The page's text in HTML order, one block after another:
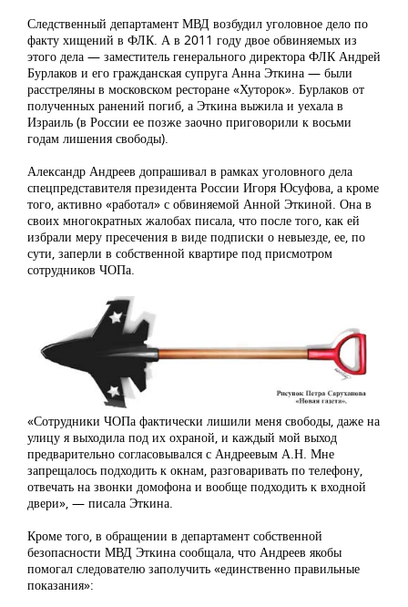
Следственный департамент МВД возбудил уголовное дело по
факту хищений в ФЛК. А в 2011 году двое обвиняемых из
этого дела — заместитель генерального директора ФЛК Андрей
Бурлаков и его гражданская супруга Анна Эткина — были
расстреляны в московском ресторане «Хуторок». Бурлаков от
полученных ранений погиб, а Эткина выжила и уехала в
Израиль (в России ее позже заочно приговорили к восьми
годам лишения свободы).
Александр Андреев допрашивал в рамках уголовного дела
спецпредставителя президента России Игоря Юсуфова, а кроме
того, активно «работал» с обвиняемой Анной Эткиной. Она в
своих многократных жалобах писала, что после того, как ей
избрали меру пресечения в виде подписки о невыезде, ее, по
сути, заперли в собственной квартире под присмотром
сотрудников ЧОПа.
«Сотрудники ЧОПа фактически лишили меня свободы, даже на
улицу я выходила под их охраной, и каждый мой выход
предварительно согласовывался с Андреевым А.Н. Мне
запрещалось подходить к окнам, разговаривать по телефону,
отвечать на звонки домофона и вообще подходить к входной
двери», — писала Эткина.
Кроме того, в обращении в департамент собственной
безопасности МВД Эткина сообщала, что Андреев якобы
помогал следователю заполучить «единственно правильные
показания»: